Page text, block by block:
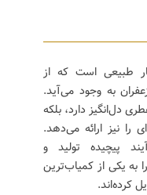
طبیعی است که از
به وجود می‌آید.
دل‌انگیز دارد، بلکه
را نیز ارائه می‌دهد.
پیچیده تولید و
به یکی از کمیاب‌ترین
کرده‌اند.